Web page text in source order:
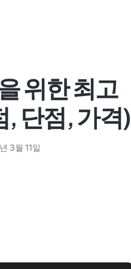
위한 최고
, 단점, 가격)
3월 11일